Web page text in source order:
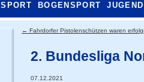
SPORT BOGENSPORT JUGEND
← Fahrdorfer Pistolenschützen waren
2. Bundesliga
07.12.2021